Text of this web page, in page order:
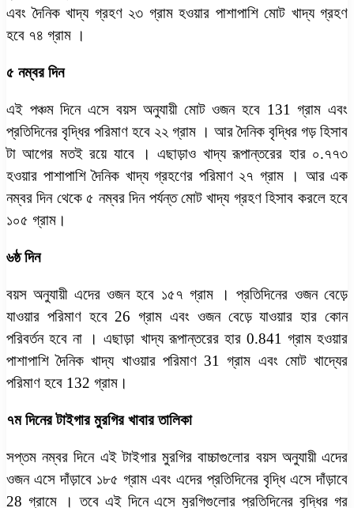
এবং দৈনিক খাদ্য গ্রহণ ২৩ গ্রাম হওয়ার পাশাপাশি মোট খাদ্য গ্রহণ
হবে ৭৪ গ্রাম ।
৫ নম্বর দিন
এই পঞ্চম দিনে এসে বয়স অনুযায়ী মোট ওজন হবে 131 গ্রাম এবং
প্রতিদিনের বৃদ্ধির পরিমাণ হবে ২২ গ্রাম । আর দৈনিক বৃদ্ধির গড় হিসাব
টা আগের মতই রয়ে যাবে । এছাড়াও খাদ্য রূপান্তরের হার ০.৭৭৩
হওয়ার পাশাপাশি দৈনিক খাদ্য গ্রহণের পরিমাণ ২৭ গ্রাম । আর এক
নম্বর দিন থেকে ৫ নম্বর দিন পর্যন্ত মোট খাদ্য গ্রহণ হিসাব করলে হবে
১০৫ গ্রাম।
৬ষ্ঠ দিন
বয়স অনুযায়ী এদের ওজন হবে ১৫৭ গ্রাম । প্রতিদিনের ওজন বেড়ে
যাওয়ার পরিমাণ হবে 26 গ্রাম এবং ওজন বেড়ে যাওয়ার হার কোন
পরিবর্তন হবে না । এছাড়া খাদ্য রূপান্তরের হার 0.841 গ্রাম হওয়ার
পাশাপাশি দৈনিক খাদ্য খাওয়ার পরিমাণ 31 গ্রাম এবং মোট খাদ্যের
পরিমাণ হবে 132 গ্রাম।
৭ম দিনের টাইগার মুরগির খাবার তালিকা
সপ্তম নম্বর দিনে এই টাইগার মুরগির বাচ্চাগুলোর বয়স অনুযায়ী এদের
ওজন এসে দাঁড়াবে ১৮৫ গ্রাম এবং এদের প্রতিদিনের বৃদ্ধি এসে দাঁড়াবে
28 গ্রামে । তবে এই দিনে এসে মুরগিগুলোর প্রতিদিনের বৃদ্ধির গর